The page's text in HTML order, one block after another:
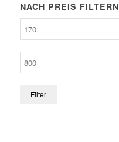
NACH PREIS FILTERN
Filter